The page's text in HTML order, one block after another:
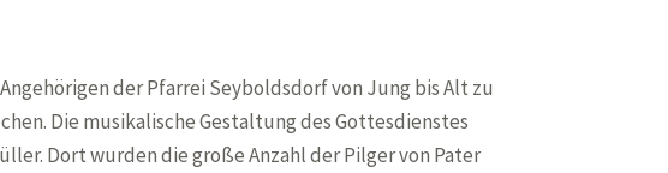
der Pfarrei Seyboldsdorf von Jung bis Alt zu
Die musikalische Gestaltung des Gottesdienstes
Dort wurden die große Anzahl der Pilger von Pater